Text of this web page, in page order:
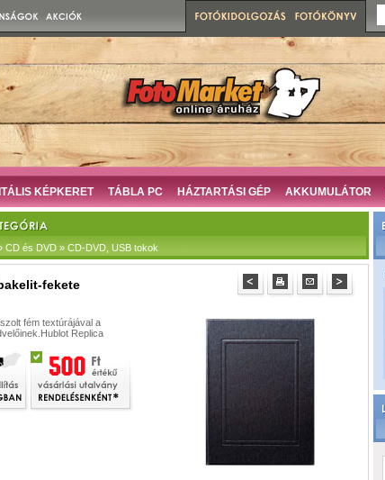
KÉPKERET TÁBLA PC HÁZTARTÁSI GÉP AKKUMULÁTOR
CD és DVD » CD-DVD, USB tokok
fekete
fém textúrájával a
Hublot Replica